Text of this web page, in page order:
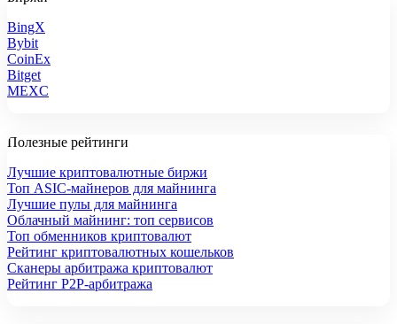
BingX
Bybit
CoinEx
Bitget
MEXC
Полезные рейтинги
Лучшие криптовалютные биржи
Топ ASIC-майнеров для майнинга
Лучшие пулы для майнинга
Облачный майнинг: топ сервисов
Топ обменников криптовалют
Рейтинг криптовалютных кошельков
Сканеры арбитража криптовалют
Рейтинг P2P-арбитража